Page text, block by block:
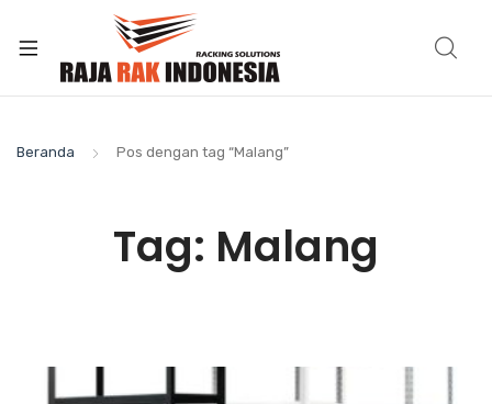
Beranda Pos dengan tag “Malang”
Tag: Malang